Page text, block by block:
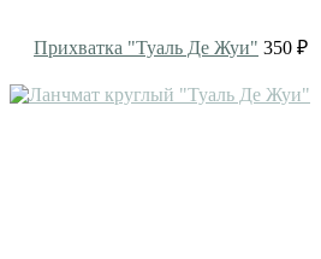
Прихватка "Туаль Де Жуи" 350 ₽